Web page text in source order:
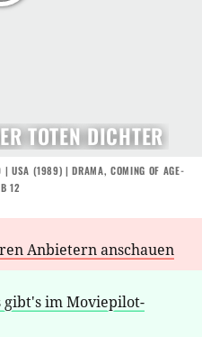
TOTEN DICHTER
| USA (1989) |DRAMA,COMING OF AGE-
12
Anbietern anschauen
gibt's im Moviepilot-